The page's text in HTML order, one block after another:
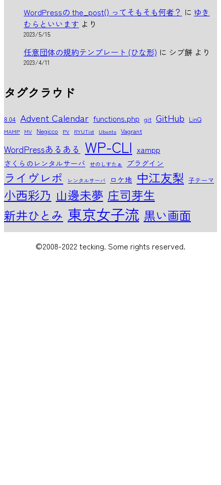
WordPressの the_post() ってそもそも何者？ に ゆき
むらといいます より
2023/5/15
任意団体の規約テンプレート (ひな形) に シブ餅 より
2023/4/11
タグクラウド
8.04 Advent Calendar functions.php git GitHub LinQ
MAMP MV Negicco PV RYUTist Ubuntu Vagrant
WordPressあるある WP-CLI xampp
さくらのレンタルサーバ せのしすたぁ プラグイン
ライヴレポ レンタルサーバ ロケ地 中江友梨 子テーマ
小西彩乃 山邊未夢 庄司芽生
新井ひとみ 東京女子流 黒い画面
©2008-2022 tecking. Some rights reserved.